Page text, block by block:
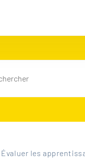
Évaluer les